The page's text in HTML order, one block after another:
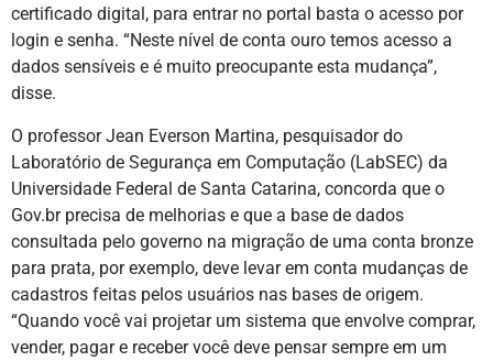
certificado digital, para entrar no portal basta o acesso por
login e senha. “Neste nível de conta ouro temos acesso a
dados sensíveis e é muito preocupante esta mudança”,
disse.
O professor Jean Everson Martina, pesquisador do
Laboratório de Segurança em Computação (LabSEC) da
Universidade Federal de Santa Catarina, concorda que o
Gov.br precisa de melhorias e que a base de dados
consultada pelo governo na migração de uma conta bronze
para prata, por exemplo, deve levar em conta mudanças de
cadastros feitas pelos usuários nas bases de origem.
“Quando você vai projetar um sistema que envolve comprar,
vender, pagar e receber você deve pensar sempre em um